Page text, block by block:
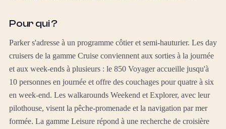
Pour qui ?
Parker s'adresse à un programme côtier et semi-hauturier. Les day
cruisers de la gamme Cruise conviennent aux sorties à la journée
et aux week-ends à plusieurs : le 850 Voyager accueille jusqu'à
10 personnes en journée et offre des couchages pour quatre à six
en week-end. Les walkarounds Weekend et Explorer, avec leur
pilothouse, visent la pêche-promenade et la navigation par mer
formée. La gamme Leisure répond à une recherche de croisière